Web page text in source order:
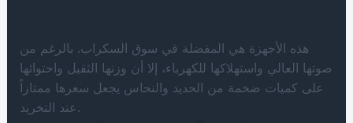
هذه الأجهزة هي المفضلة في سوق السكراب. بالرغم من
صوتها العالي واستهلاكها للكهرباء، إلا أن وزنها الثقيل واحتوائها
على كميات ضخمة من الحديد والنحاس يجعل سعرها ممتازاً
عند التخريد.